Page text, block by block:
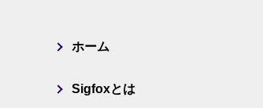
ホーム
Sigfoxとは